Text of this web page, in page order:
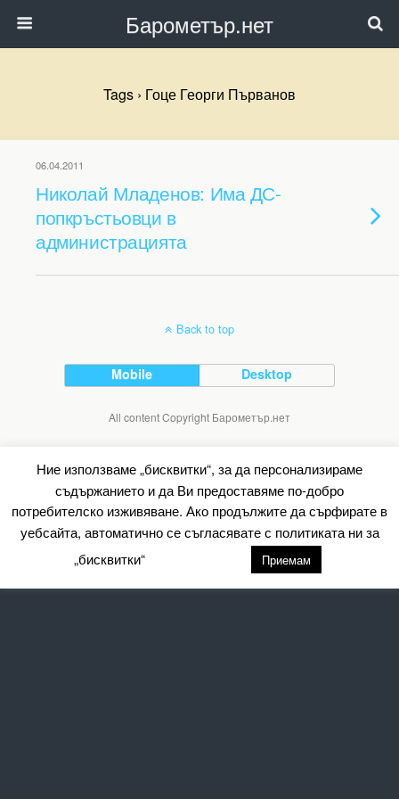
Барометър.нет
Tags › Гоце Георги Първанов
06.04.2011
Николай Младенов: Има ДС-
попкръстьовци в
администрацията
Back to top
Mobile Desktop
All content Copyright Барометър.нет
Ние използваме „бисквитки“, за да персонализираме
съдържанието и да Ви предоставяме по-добро
потребителско изживяване. Ако продължите да сърфирате в
уебсайта, автоматично се съгласявате с политиката ни за
„бисквитки“
Приемам